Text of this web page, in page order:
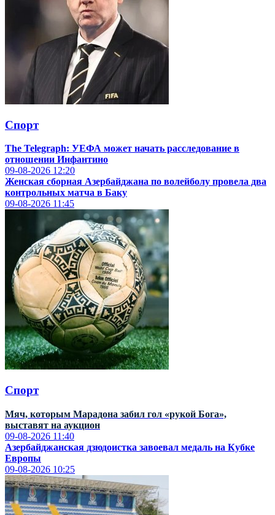
Спорт
The Telegraph: УЕФА может начать расследование в
отношении Инфантино
09-08-2026 12:20
Женская сборная Азербайджана по волейболу провела два
контрольных матча в Баку
09-08-2026 11:45
Спорт
Мяч, которым Марадона забил гол «рукой Бога»,
выставят на аукцион
09-08-2026 11:40
Азербайджанская дзюдоистка завоевал медаль на Кубке
Европы
09-08-2026 10:25